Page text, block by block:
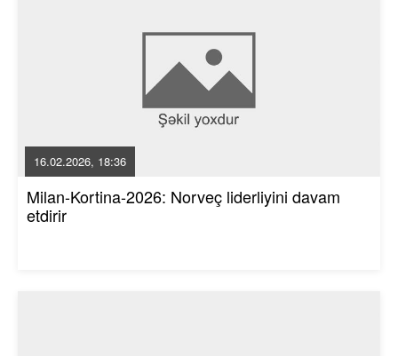
16.02.2026, 18:36
Milan-Kortina-2026: Norveç liderliyini davam
etdirir